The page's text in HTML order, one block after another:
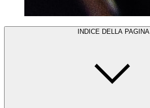
INDICE DELLA PAGINA